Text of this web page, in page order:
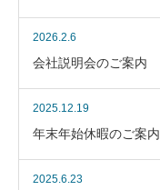
2026.2.6
会社説明会のご案内
2025.12.19
年末年始休暇のご案内
2025.6.23